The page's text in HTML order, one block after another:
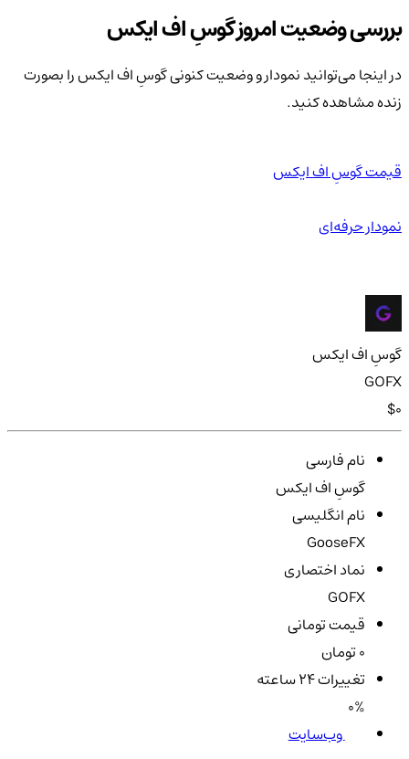
بررسی وضعیت امروز گوسِ اف ایکس
در اینجا می‌توانید نمودار و وضعیت کنونی گوسِ اف ایکس را بصورت
زنده مشاهده کنید.
قیمت گوسِ اف ایکس
نمودار حرفه‌ای
گوسِ اف ایکس
GOFX
$0
نام فارسی
گوسِ اف ایکس
نام انگلیسی
GooseFX
نماد اختصاری
GOFX
قیمت تومانی
تغییرات ۲۴ ساعته
0%
وب‌سایت